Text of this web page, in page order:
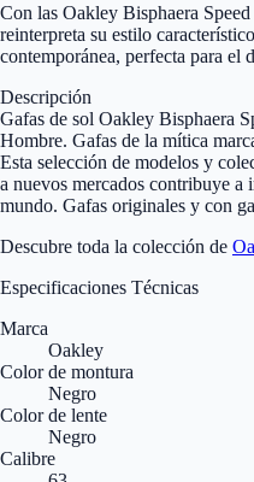
Con las Oakley Bisphaera
reinterpreta su estilo
contemporánea, perfecta para el
Descripción
Gafas de sol Oakley Bisphaera
Hombre. Gafas de la mítica
Esta selección de modelos y
a nuevos mercados contribuye a
mundo. Gafas originales y con
Descubre toda la colección de
Especificaciones Técnicas
Marca
Oakley
Color de montura
Negro
Color de lente
Negro
Calibre